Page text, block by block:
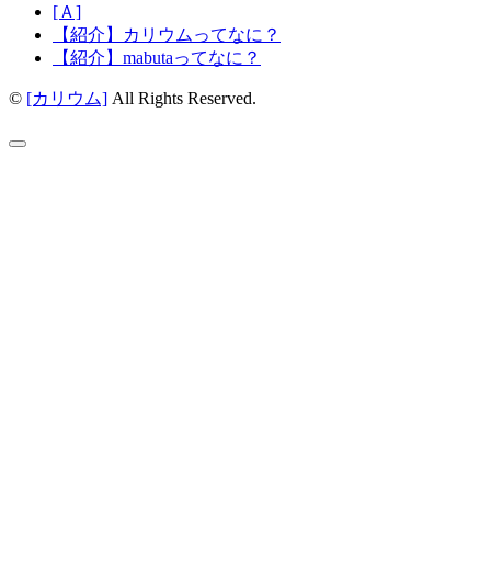
[Ａ]
【紹介】カリウムってなに？
【紹介】mabutaってなに？
© [カリウム] All Rights Reserved.